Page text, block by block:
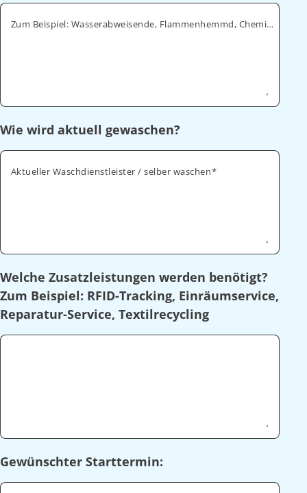
Zum Beispiel: Wasserabweisende, Flammenhemmd, Chemikalienabweisende
Wie wird aktuell gewaschen?
Aktueller Waschdienstleister / selber waschen
Welche Zusatzleistungen werden benötigt?
Zum Beispiel: RFID-Tracking, Einräumservice,
Reparatur-Service, Textilrecycling
Gewünschter Starttermin: